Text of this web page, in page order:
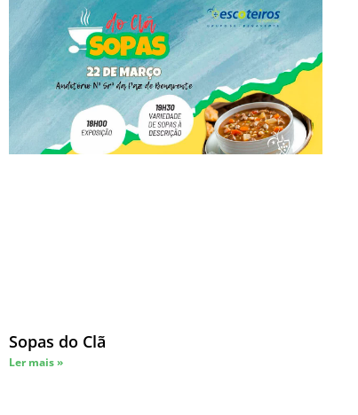
Sopas do Clã
Ler mais »